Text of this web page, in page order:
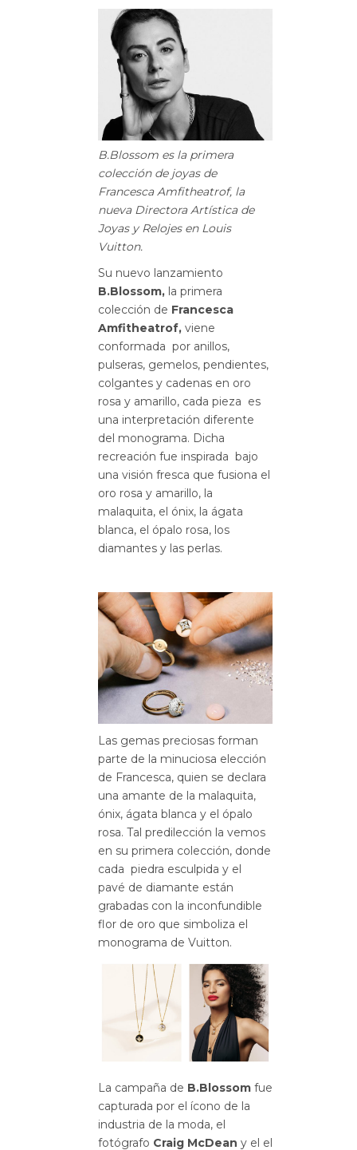
B.Blossom es la primera
colección de joyas de
Francesca Amfitheatrof, la
nueva Directora Artística de
Joyas y Relojes en Louis
Vuitton.
Su nuevo lanzamiento
B.Blossom, la primera
colección de Francesca
Amfitheatrof, viene
conformada por anillos,
pulseras, gemelos, pendientes,
colgantes y cadenas en oro
rosa y amarillo, cada pieza es
una interpretación diferente
del monograma. Dicha
recreación fue inspirada bajo
una visión fresca que fusiona el
oro rosa y amarillo, la
malaquita, el ónix, la ágata
blanca, el ópalo rosa, los
diamantes y las perlas.
Las gemas preciosas forman
parte de la minuciosa elección
de Francesca, quien se declara
una amante de la malaquita,
ónix, ágata blanca y el ópalo
rosa. Tal predilección la vemos
en su primera colección, donde
cada piedra esculpida y el
pavé de diamante están
grabadas con la inconfundible
flor de oro que simboliza el
monograma de Vuitton.
La campaña de B.Blossom fue
capturada por el ícono de la
industria de la moda, el
fotógrafo Craig McDean y el el